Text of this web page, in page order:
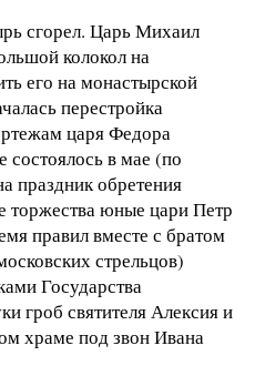
сгорел. Царь Михаил
колокол на
его на монастырской
перестройка
царя Федора
состоялось в мае (по
праздник обретения
торжества юные цари Петр
правил вместе с братом
стрельцов)
Государства
гроб святителя Алексия и
храме под звон Ивана